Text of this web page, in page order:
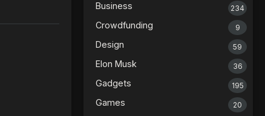
Business 234
Crowdfunding 9
Design 59
Elon Musk 36
Gadgets 195
Games 20